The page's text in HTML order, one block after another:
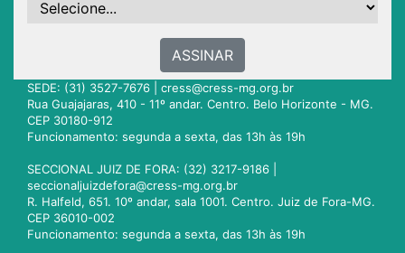
ASSINAR
SEDE: (31) 3527-7676 | cress@cress-mg.org.br
Rua Guajajaras, 410 - 11º andar. Centro. Belo Horizonte - MG.
CEP 30180-912
Funcionamento: segunda a sexta, das 13h às 19h
SECCIONAL JUIZ DE FORA: (32) 3217-9186 |
seccionaljuizdefora@cress-mg.org.br
R. Halfeld, 651. 10º andar, sala 1001. Centro. Juiz de Fora-MG.
CEP 36010-002
Funcionamento: segunda a sexta, das 13h às 19h